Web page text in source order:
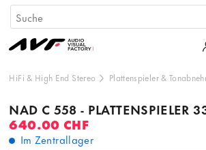
HiFi & High End Stereo Plattenspieler &
NAD C 558 - PLATTENSPIELER
640.00 CHF
Im Zentrallager